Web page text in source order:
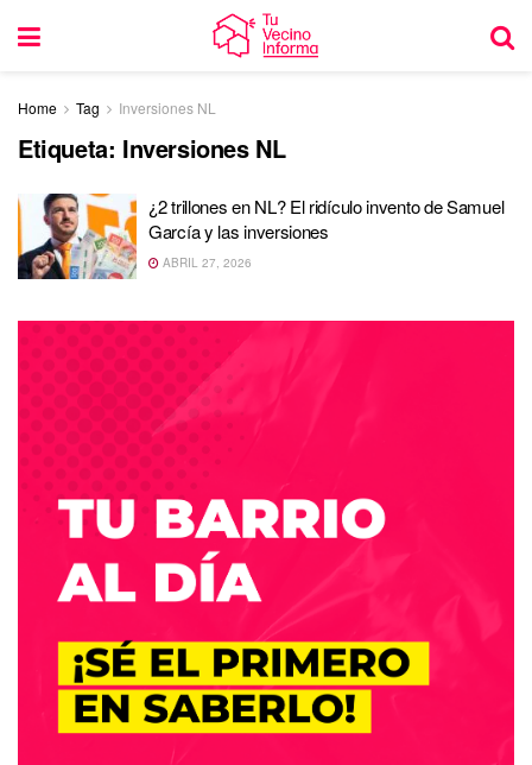
Home Tag Inversiones NL
Etiqueta: Inversiones NL
¿2 trillones en NL? El ridículo invento de Samuel
García y las inversiones
ABRIL 27, 2026